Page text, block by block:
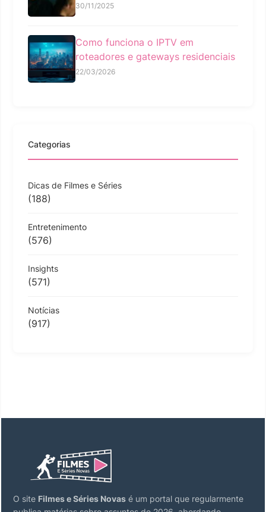
30/11/2025
Como funciona o IPTV em
roteadores e gateways residenciais
22/03/2026
Categorias
Dicas de Filmes e Séries
(188)
Entretenimento
(576)
Insights
(571)
Notícias
(917)
O site Filmes e Séries Novas é um portal que regularmente